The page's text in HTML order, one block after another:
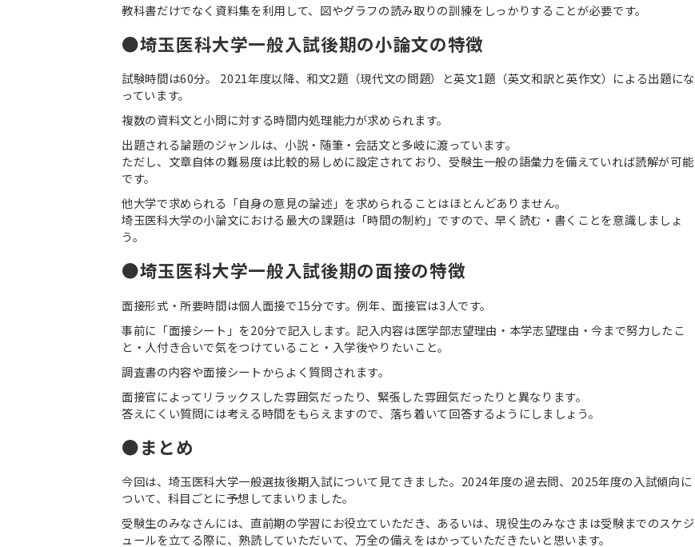
教科書だけでなく資料集を利用して、図やグラフの読み取りの訓練をしっかりすることが必要です。
●埼玉医科大学一般入試後期の小論文の特徴
試験時間は60分。 2021年度以降、和文2題（現代文の問題）と英文1題（英文和訳と英作文）による出題にな
っています。
複数の資料文と小問に対する時間内処理能力が求められます。
出題される論題のジャンルは、小説・随筆・会話文と多岐に渡っています。
ただし、文章自体の難易度は比較的易しめに設定されており、受験生一般の語彙力を備えていれば読解が可能
です。
他大学で求められる「自身の意見の論述」を求められることはほとんどありません。
埼玉医科大学の小論文における最大の課題は「時間の制約」ですので、早く読む・書くことを意識しましょ
う。
●埼玉医科大学一般入試後期の面接の特徴
面接形式・所要時間は個人面接で15分です。例年、面接官は3人です。
事前に「面接シート」を20分で記入します。記入内容は医学部志望理由・本学志望理由・今まで努力したこ
と・人付き合いで気をつけていること・入学後やりたいこと。
調査書の内容や面接シートからよく質問されます。
面接官によってリラックスした雰囲気だったり、緊張した雰囲気だったりと異なります。
答えにくい質問には考える時間をもらえますので、落ち着いて回答するようにしましょう。
●まとめ
今回は、埼玉医科大学一般選抜後期入試について見てきました。2024年度の過去問、2025年度の入試傾向に
ついて、科目ごとに予想してまいりました。
受験生のみなさんには、直前期の学習にお役立ていただき、あるいは、現役生のみなさまは受験までのスケジ
ュールを立てる際に、熟読していただいて、万全の備えをはかっていただきたいと思います。